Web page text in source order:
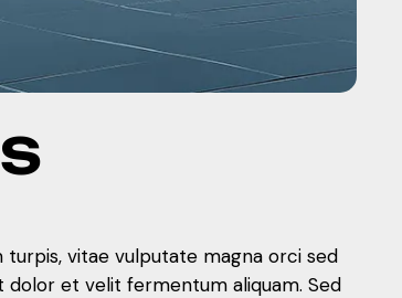
vitae vulputate magna orci sed
dolor et velit fermentum aliquam. Sed